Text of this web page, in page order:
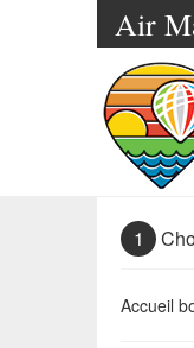
Air
1
Accueil